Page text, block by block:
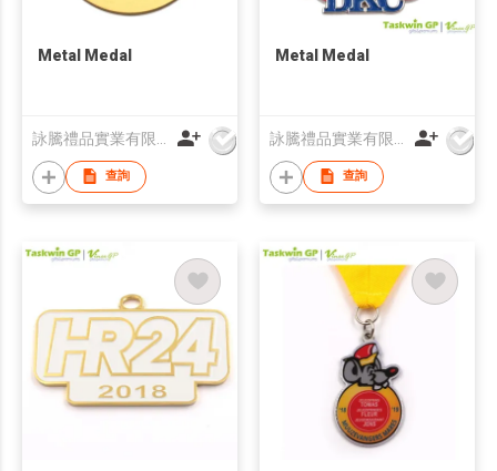
Metal Medal
查詢
Metal Medal
查詢